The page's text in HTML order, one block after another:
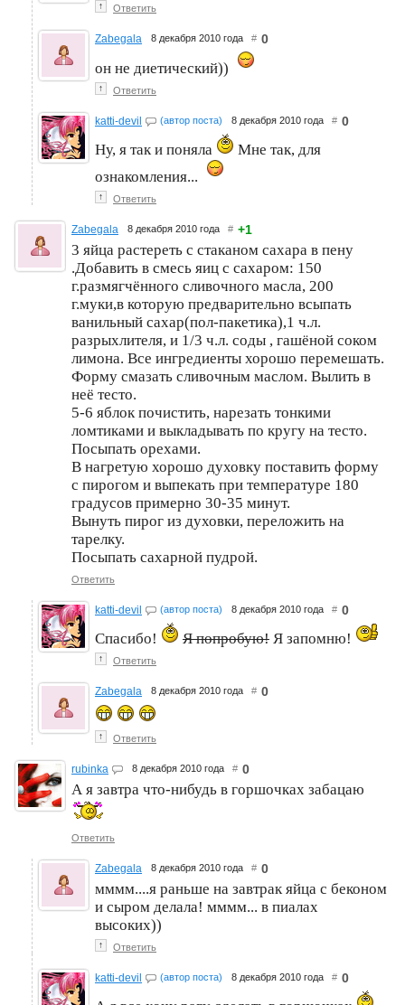
↑ Ответить
Zabegala 8 декабря 2010 года # 0
он не диетический))
↑ Ответить
katti-devil (автор поста) 8 декабря 2010 года # 0
Ну, я так и поняла
Мне так, для
ознакомления...
↑ Ответить
Zabegala 8 декабря 2010 года # +1
3 яйца растереть с стаканом сахара в пену
.Добавить в смесь яиц с сахаром: 150
г.размягчённого сливочного масла, 200
г.муки,в которую предварительно всыпать
ванильный сахар(пол-пакетика),1 ч.л.
разрыхлителя, и 1/3 ч.л. соды , гашёной соком
лимона. Все ингредиенты хорошо перемешать.
Форму смазать сливочным маслом. Вылить в
неё тесто.
5-6 яблок почистить, нарезать тонкими
ломтиками и выкладывать по кругу на тесто.
Посыпать орехами.
В нагретую хорошо духовку поставить форму
с пирогом и выпекать при температуре 180
градусов примерно 30-35 минут.
Вынуть пирог из духовки, переложить на
тарелку.
Посыпать сахарной пудрой.
Ответить
katti-devil (автор поста) 8 декабря 2010 года # 0
Спасибо! Я попробую! Я запомню!
↑ Ответить
Zabegala 8 декабря 2010 года # 0
↑ Ответить
rubinka 8 декабря 2010 года # 0
А я завтра что-нибудь в горшочках забацаю
Ответить
Zabegala 8 декабря 2010 года # 0
мммм....я раньше на завтрак яйца с беконом
и сыром делала! мммм... в пиалах
высоких))
↑ Ответить
katti-devil (автор поста) 8 декабря 2010 года # 0